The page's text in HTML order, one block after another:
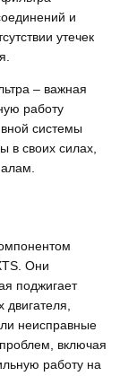
и
утечек
– важная
работу
системы
в своих силах,
Они
поджигает
двигателя,
неисправные
включая
работу на